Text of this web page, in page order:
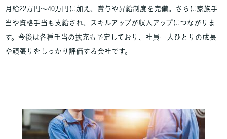
月給22万円～40万円に加え、賞与や昇給制度を完備。さらに家族手
当や資格手当も支給され、スキルアップが収入アップにつながりま
す。今後は各種手当の拡充も予定しており、社員一人ひとりの成長
や頑張りをしっかり評価する会社です。